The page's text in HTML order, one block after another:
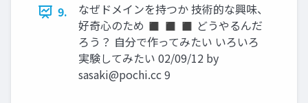
9.
なぜドメインを持つか 技術的な興味、
好奇心のため ◼ ◼ ◼ どうやるんだ
ろう？ 自分で作ってみたい いろいろ
実験してみたい 02/09/12 by
sasaki@pochi.cc9